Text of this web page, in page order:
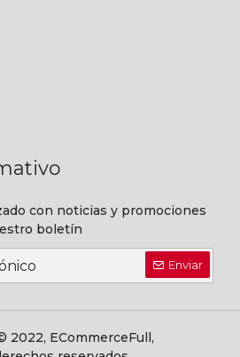
con noticias y promociones
boletín
Enviar
2022, ECommerceFull,